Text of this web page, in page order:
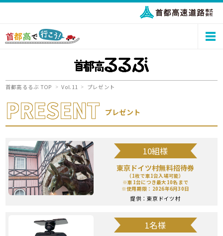
首都高るるぶ TOP Vol.11 プレゼント
PRESENT プレゼント
10組様
東京ドイツ村無料招待券
（1枚で車1台入場可能）
※車1台につき最大10名まで
※使用期限：2026年6月30日
提供：東京ドイツ村
1名様